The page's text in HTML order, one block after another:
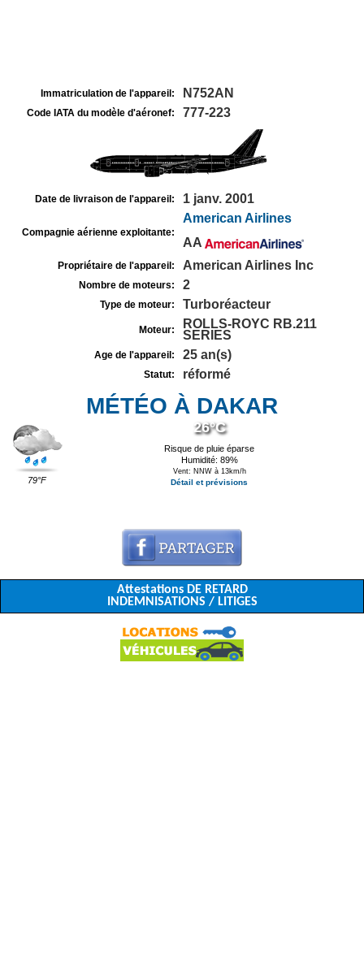
Immatriculation de l'appareil: N752AN
Code IATA du modèle d'aéronef: 777-223
Date de livraison de l'appareil: 1 janv. 2001
Compagnie aérienne exploitante:
American Airlines
AA
Propriétaire de l'appareil: American Airlines Inc
Nombre de moteurs: 2
Type de moteur: Turboréacteur
Moteur:
ROLLS-ROYC RB.211
SERIES
Age de l'appareil: 25 an(s)
Statut: réformé
MÉTÉO À DAKAR
79°F
26°C
Risque de pluie éparse
Humidité: 89%
Vent: NNW à 13km/h
Détail et prévisions
Attestations DE RETARD
INDEMNISATIONS / LITIGES